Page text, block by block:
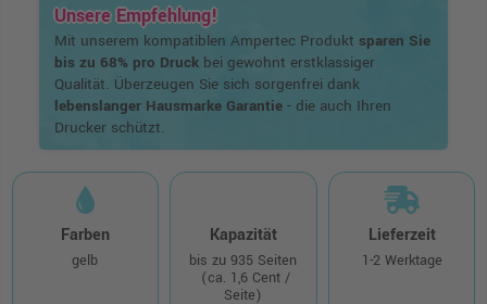
Unsere Empfehlung!
Mit unserem kompatiblen Ampertec Produkt sparen Sie
bis zu 68% pro Druckbei gewohnt erstklassiger
Qualität. Überzeugen Sie sich sorgenfrei dank
lebenslanger Hausmarke Garantie- die auch Ihren
Drucker schützt.
Farben
gelb
Kapazität
bis zu 935 Seiten
(ca. 1,6 Cent /
Seite)
Lieferzeit
1-2 Werktage